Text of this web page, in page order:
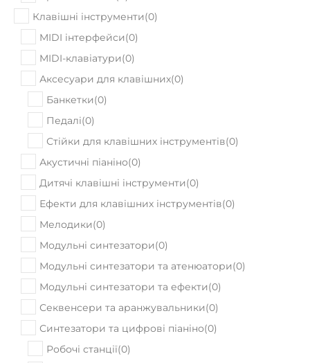
Клавішні інструменти(0)
MIDI інтерфейси(0)
MIDI-клавіатури(0)
Аксесуари для клавішних(0)
Банкетки(0)
Педалі(0)
Стійки для клавішних інструментів(0)
Акустичні піаніно(0)
Дитячі клавішні інструменти(0)
Ефекти для клавішних інструментів(0)
Мелодики(0)
Модульні синтезатори(0)
Модульні синтезатори та атенюатори(0)
Модульні синтезатори та ефекти(0)
Секвенсери та аранжувальники(0)
Синтезатори та цифрові піаніно(0)
Робочі станції(0)